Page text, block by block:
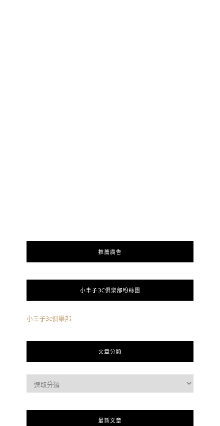
推薦廣告
小丰子3C俱樂部粉絲團
小丰子3c俱樂部
文章分類
最新文章